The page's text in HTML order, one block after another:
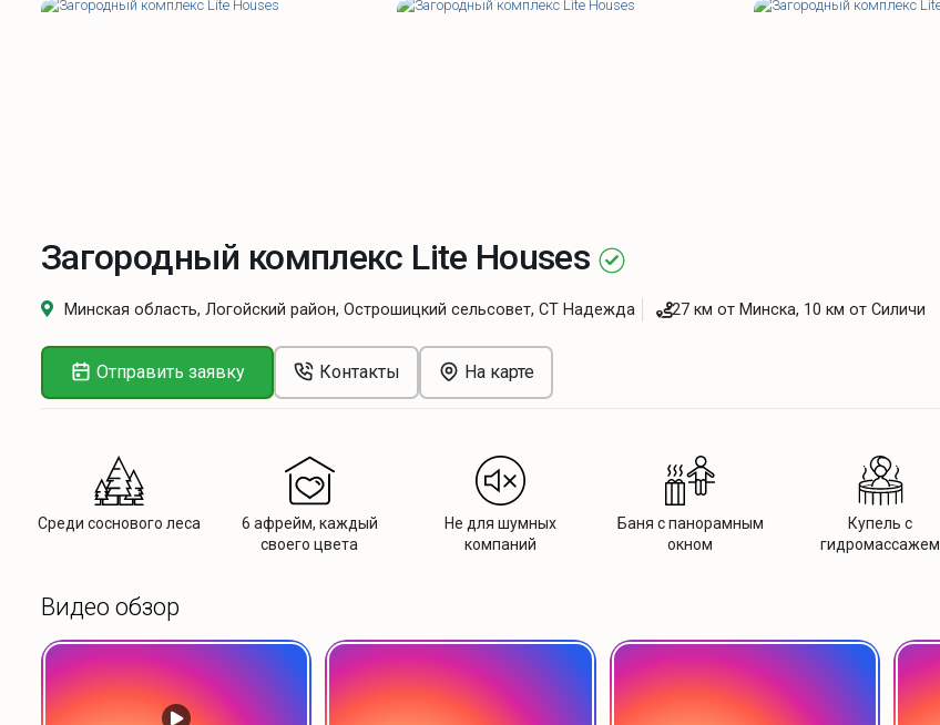
Загородный комплекс Lite Houses
Минская область, Логойский район, Острошицкий сельсовет, СТ Надежда 27 км от Минска, 10 км от Силичи
Отправить заявку Контакты На карте
Среди соснового леса
6 афрейм, каждый
своего цвета
Не для шумных
компаний
Баня с панорамным
окном
Купель с
гидромассажем
Видео обзор